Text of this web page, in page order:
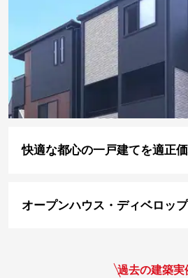
快適な都心の一戸建てを適正価
オープンハウス・ディベロッ
過去の建築実